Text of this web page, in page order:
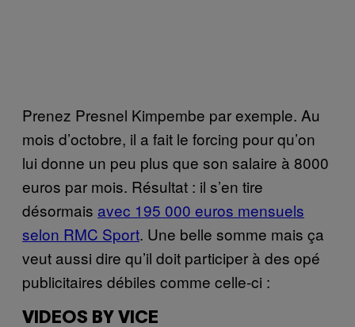
Prenez Presnel Kimpembe par exemple. Au
mois d’octobre, il a fait le forcing pour qu’on
lui donne un peu plus que son salaire à 8000
euros par mois. Résultat : il s’en tire
désormais avec 195 000 euros mensuels
selon RMC Sport. Une belle somme mais ça
veut aussi dire qu’il doit participer à des opé
publicitaires débiles comme celle-ci :
VIDEOS BY VICE